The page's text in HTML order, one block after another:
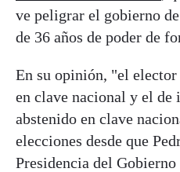
ve peligrar el gobierno
de 36 años de poder de
En su opinión, "el elector
en clave nacional y el de
abstenido en clave
elecciones desde que
Presidencia del